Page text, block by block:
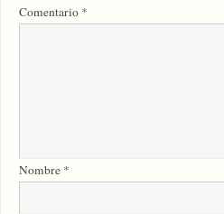
Comentario *
Nombre *